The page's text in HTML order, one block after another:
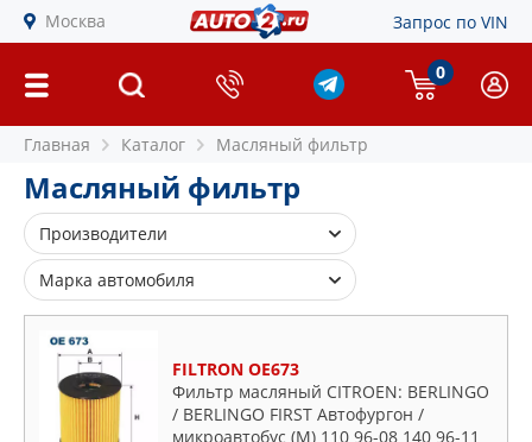
Москва Запрос по VIN
0
Главная Каталог Масляный фильтр
Масляный фильтр
Производители
AC DELCO
ACQ
AJUSA
ALCO FILTER
AMC FILTER
Марка автомобиля
Alfa Romeo
Audi
BMW
Buick
FILTRON OE673
Фильтр масляный CITROEN: BERLINGO
/ BERLINGO FIRST Автофургон /
микроавтобус (M) 110 96-08 140 96-11